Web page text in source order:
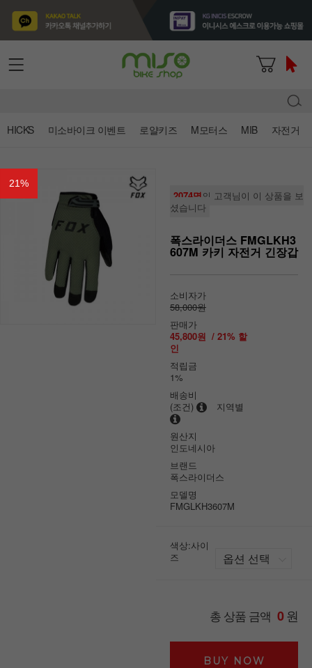
HICKS 미소바이크 이벤트 로얄키즈 M모터스 MIB 자전거
21%
2074명의 고객님이 이 상품을 보
셨습니다
폭스라이더스 FMGLKH3
607M 카키 자전거 긴장갑
소비자가
58,000원
판매가
45,800원 / 21% 할
인
적립금
1%
배송비
(조건)
지역별
원산지
인도네시아
브랜드
폭스라이더스
모델명
FMGLKH3607M
색상:사이
즈
총 상품 금액 0원
BUY NOW